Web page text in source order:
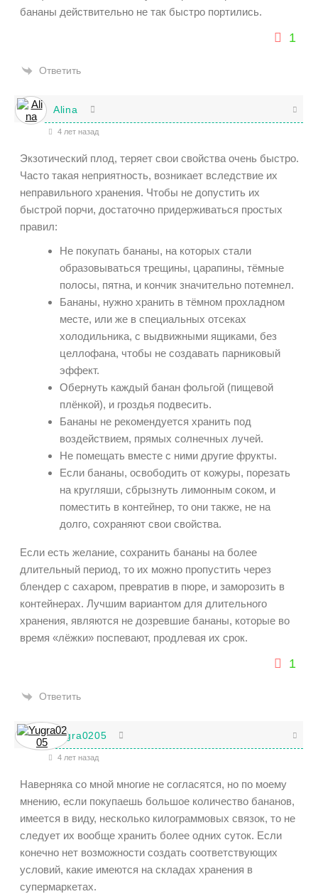
бананы действительно не так быстро портились.
1
Ответить
Alina
4 лет назад
Экзотический плод, теряет свои свойства очень быстро.
Часто такая неприятность, возникает вследствие их
неправильного хранения. Чтобы не допустить их
быстрой порчи, достаточно придерживаться простых
правил:
Не покупать бананы, на которых стали
образовываться трещины, царапины, тёмные
полосы, пятна, и кончик значительно потемнел.
Бананы, нужно хранить в тёмном прохладном
месте, или же в специальных отсеках
холодильника, с выдвижными ящиками, без
целлофана, чтобы не создавать парниковый
эффект.
Обернуть каждый банан фольгой (пищевой
плёнкой), и гроздья подвесить.
Бананы не рекомендуется хранить под
воздействием, прямых солнечных лучей.
Не помещать вместе с ними другие фрукты.
Если бананы, освободить от кожуры, порезать
на кругляши, сбрызнуть лимонным соком, и
поместить в контейнер, то они также, не на
долго, сохраняют свои свойства.
Если есть желание, сохранить бананы на более
длительный период, то их можно пропустить через
блендер с сахаром, превратив в пюре, и заморозить в
контейнерах. Лучшим вариантом для длительного
хранения, являются не дозревшие бананы, которые во
время «лёжки» поспевают, продлевая их срок.
1
Ответить
Yugra0205
4 лет назад
Наверняка со мной многие не согласятся, но по моему
мнению, если покупаешь большое количество бананов,
имеется в виду, несколько килограммовых связок, то не
следует их вообще хранить более одних суток. Если
конечно нет возможности создать соответствующих
условий, какие имеются на складах хранения в
супермаркетах.